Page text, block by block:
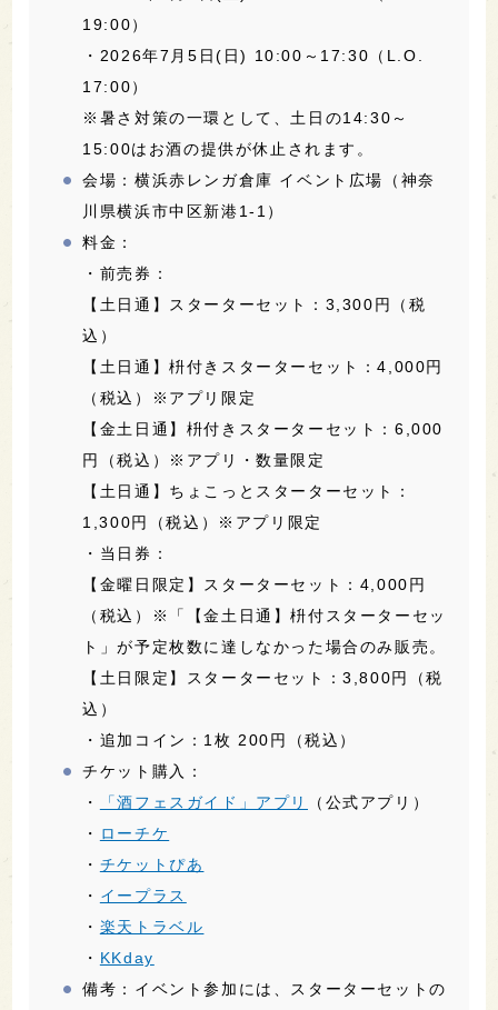
19:00）
・2026年7月5日(日) 10:00～17:30（L.O.
17:00）
※暑さ対策の一環として、土日の14:30～
15:00はお酒の提供が休止されます。
会場：横浜赤レンガ倉庫 イベント広場（神奈
川県横浜市中区新港1-1）
料金：
・前売券：
【土日通】スターターセット：3,300円（税
込）
【土日通】枡付きスターターセット：4,000円
（税込）※アプリ限定
【金土日通】枡付きスターターセット：6,000
円（税込）※アプリ・数量限定
【土日通】ちょこっとスターターセット：
1,300円（税込）※アプリ限定
・当日券：
【金曜日限定】スターターセット：4,000円
（税込）※「【金土日通】枡付スターターセッ
ト」が予定枚数に達しなかった場合のみ販売。
【土日限定】スターターセット：3,800円（税
込）
・追加コイン：1枚 200円（税込）
チケット購入：
・
「酒フェスガイド」アプリ
（公式アプリ）
・ ローチケ
・ チケットぴあ
・ イープラス
・ 楽天トラベル
・ KKday
備考：イベント参加には、スターターセットの